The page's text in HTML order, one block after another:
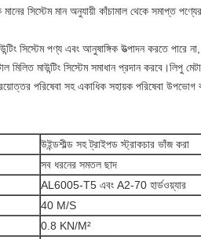
সিস্টেম মান অনুযায়ী কাঁচামাল থেকে সমাপ্ত
সিস্টেম পণ্য এবং আনুষাঙ্গিক উত্পাদন করতে
মিলিত মাউন্টিং সিস্টেম সমাধান প্রদান করবে।লিপু
পরিষেবা সহ একাধিক সহায়ক পরিষেবা উপভোগ
উইন্ডশীল্ড সহ ট্রাইপড স্ট্রাকচার ভাঁজ করা
সব ধরনের সমতল ছাদ
AL6005-T5 এবং A2-70 হার্ডওয়্যার
40 M/S
0.8 KN/M²